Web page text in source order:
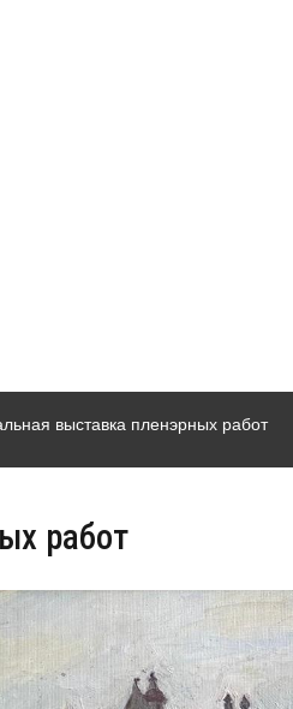
выставка пленэрных работ
работ